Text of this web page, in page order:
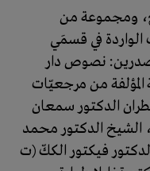
ومجموعة من
الواردة في قسمَي
نصوص دار
المؤلفة من مرجعيّات
الدكتور سمعان
الشيخ الدكتور محمد
فيكتور الككّ (ت